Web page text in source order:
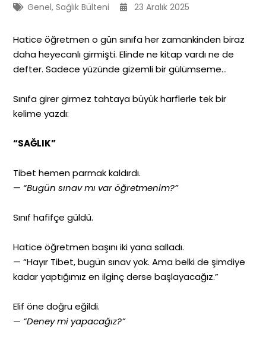
Genel,Sağlık Bülteni 23 Aralık 2025
Hatice öğretmen o gün sınıfa her zamankinden biraz
daha heyecanlı girmişti. Elinde ne kitap vardı ne de
defter. Sadece yüzünde gizemli bir gülümseme…
Sınıfa girer girmez tahtaya büyük harflerle tek bir
kelime yazdı:
“SAĞLIK”
Tibet hemen parmak kaldırdı.
— “Bugün sınav mı var öğretmenim?”
Sınıf hafifçe güldü.
Hatice öğretmen başını iki yana salladı.
— “Hayır Tibet, bugün sınav yok. Ama belki de şimdiye
kadar yaptığımız en ilginç derse başlayacağız.”
Elif öne doğru eğildi.
— “Deney mi yapacağız?”